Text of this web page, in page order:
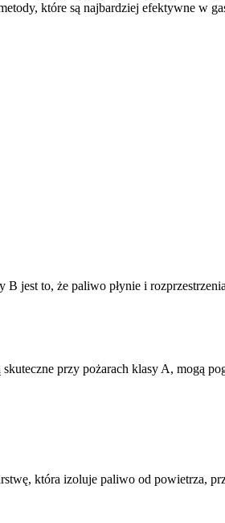
które są najbardziej efektywne w
jest to, że paliwo płynie i
przy pożarach klasy A, mogą
która izoluje paliwo od powietrza,